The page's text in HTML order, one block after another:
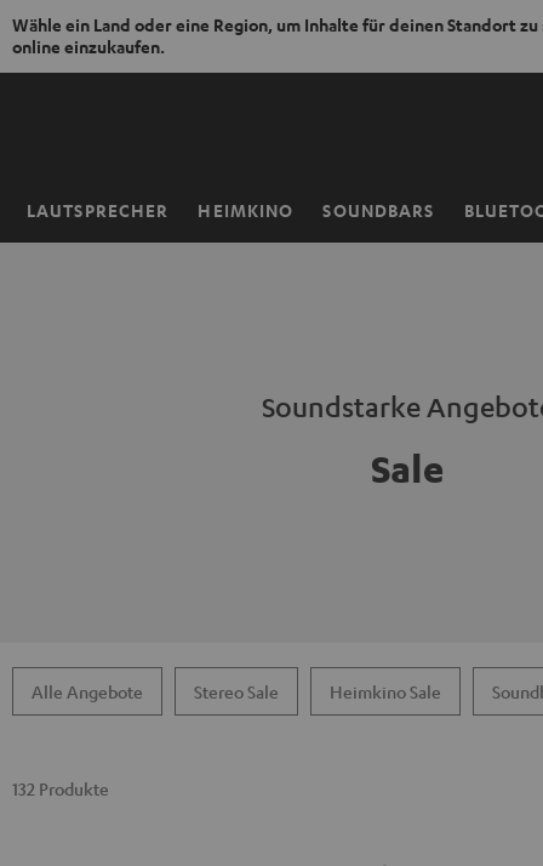
Wähle ein Land oder eine Region, um Inhalte für deinen Standort zu
online einzukaufen.
ZUM
LAUTSPRECHER HEIMKINO SOUNDBARS
Startseite
Soundstarke
Sale
Alle Angebote Stereo Sale Heimkino Sale
132 Produkte